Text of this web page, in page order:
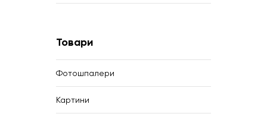
Товари
Фотошпалери
Картини